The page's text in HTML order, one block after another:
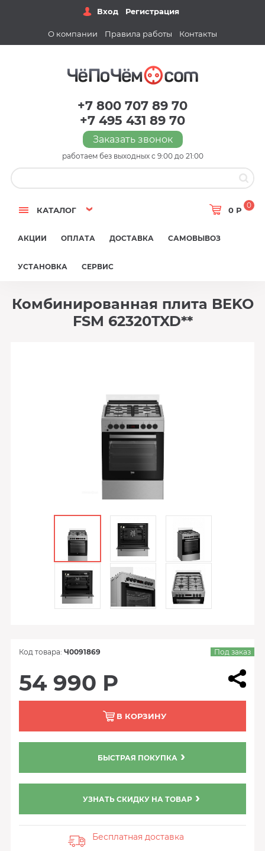
Вход Регистрация
О компании Правила работы Контакты
+7 800 707 89 70
+7 495 431 89 70
Заказать звонок
работаем без выходных с 9:00 до 21:00
КАТАЛОГ 0 Р
0
АКЦИИ ОПЛАТА ДОСТАВКА САМОВЫВОЗ
УСТАНОВКА СЕРВИС
Комбинированная плита BEKO
FSM 62320TXD**
Код товара: Ч0091869 Под заказ
54 990 Р
В КОРЗИНУ
БЫСТРАЯ ПОКУПКА
УЗНАТЬ СКИДКУ НА ТОВАР
Бесплатная доставка